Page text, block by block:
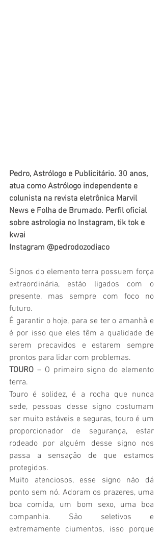
Pedro, Astrólogo e Publicitário. 30 anos,
atua como Astrólogo independente e
colunista na revista eletrônica Marvil
News e Folha de Brumado. Perfil oficial
sobre astrologia no Instagram, tik tok e
kwai
Instagram @pedrodozodiaco
Signos do elemento terra possuem força
extraordinária, estão ligados com o
presente, mas sempre com foco no
futuro.
É garantir o hoje, para se ter o amanhã e
é por isso que eles têm a qualidade de
serem precavidos e estarem sempre
prontos para lidar com problemas.
TOURO – O primeiro signo do elemento
terra.
Touro é solidez, é a rocha que nunca
sede, pessoas desse signo costumam
ser muito estáveis e seguras, touro é um
proporcionador de segurança, estar
rodeado por alguém desse signo nos
passa a sensação de que estamos
protegidos.
Muito atenciosos, esse signo não dá
ponto sem nó. Adoram os prazeres, uma
boa comida, um bom sexo, uma boa
companhia. São seletivos e
extremamente ciumentos, isso porque